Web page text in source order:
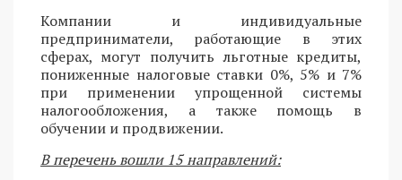
Компании и индивидуальные
предприниматели, работающие в этих
сферах, могут получить льготные кредиты,
пониженные налоговые ставки 0%, 5% и 7%
при применении упрощенной системы
налогообложения, а также помощь в
обучении и продвижении.
В перечень вошли 15 направлений: